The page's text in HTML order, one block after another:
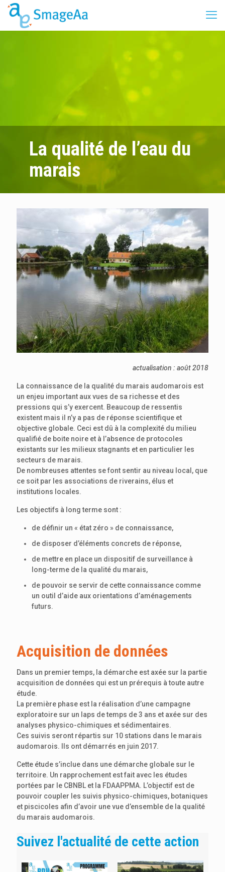
La qualité de l’eau du
marais
actualisation : août 2018
La connaissance de la qualité du marais audomarois est
un enjeu important aux vues de sa richesse et des
pressions qui s’y exercent. Beaucoup de ressentis
existent mais il n’y a pas de réponse scientifique et
objective globale. Ceci est dû à la complexité du milieu
qualifié de boite noire et à l’absence de protocoles
existants sur les milieux stagnants et en particulier les
secteurs de marais.
De nombreuses attentes se font sentir au niveau local, que
ce soit par les associations de riverains, élus et
institutions locales.
Les objectifs à long terme sont :
de définir un « état zéro » de connaissance,
de disposer d’éléments concrets de réponse,
de mettre en place un dispositif de surveillance à
long-terme de la qualité du marais,
de pouvoir se servir de cette connaissance comme
un outil d’aide aux orientations d’aménagements
futurs.
Acquisition de données
Dans un premier temps, la démarche est axée sur la partie
acquisition de données qui est un prérequis à toute autre
étude.
La première phase est la réalisation d’une campagne
exploratoire sur un laps de temps de 3 ans et axée sur des
analyses physico-chimiques et sédimentaires.
Ces suivis seront répartis sur 10 stations dans le marais
audomarois. Ils ont démarrés en juin 2017.
Cette étude s’inclue dans une démarche globale sur le
territoire. Un rapprochement est fait avec les études
portées par le CBNBL et la FDAAPPMA. L’objectif est de
pouvoir coupler les suivis physico-chimiques, botaniques
et piscicoles afin d’avoir une vue d’ensemble de la qualité
du marais audomarois.
Suivez l'actualité de cette action